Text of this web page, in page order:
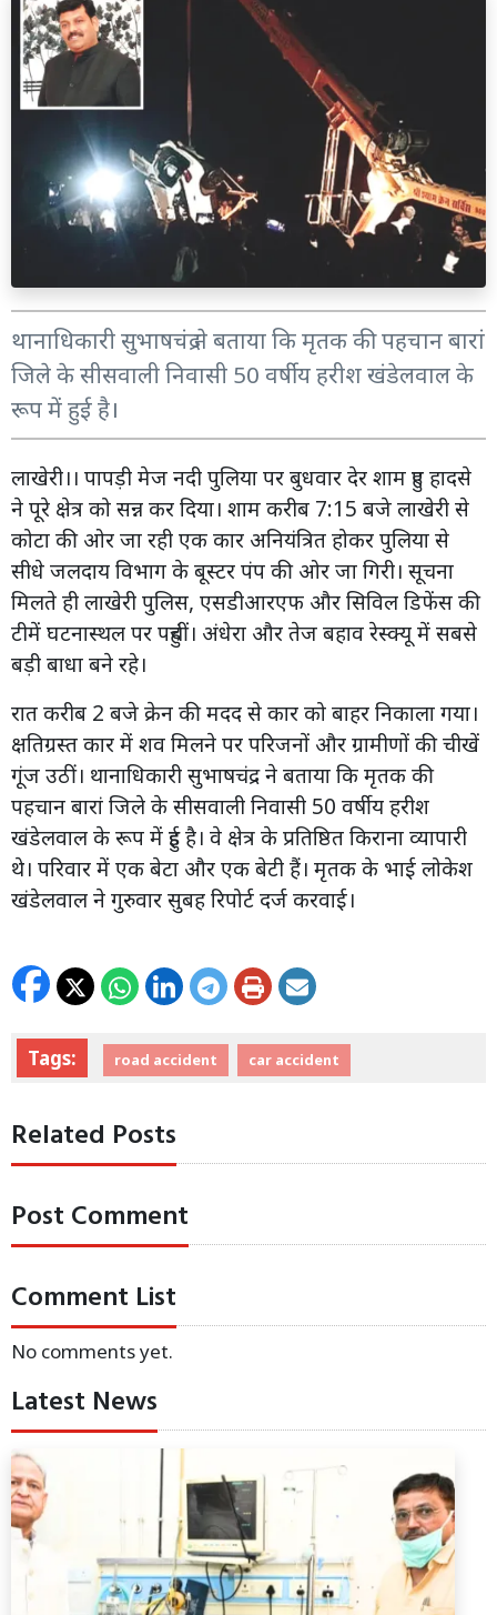
थानाधिकारी सुभाषचंद्र ने बताया कि मृतक की पहचान बारां
जिले के सीसवाली निवासी 50 वर्षीय हरीश खंडेलवाल के
रूप में हुई है।
लाखेरी।। पापड़ी मेज नदी पुलिया पर बुधवार देर शाम हुए हादसे
ने पूरे क्षेत्र को सन्न कर दिया। शाम करीब 7:15 बजे लाखेरी से
कोटा की ओर जा रही एक कार अनियंत्रित होकर पुलिया से
सीधे जलदाय विभाग के बूस्टर पंप की ओर जा गिरी। सूचना
मिलते ही लाखेरी पुलिस, एसडीआरएफ और सिविल डिफेंस की
टीमें घटनास्थल पर पहुंचीं। अंधेरा और तेज बहाव रेस्क्यू में सबसे
बड़ी बाधा बने रहे।
रात करीब 2 बजे क्रेन की मदद से कार को बाहर निकाला गया।
क्षतिग्रस्त कार में शव मिलने पर परिजनों और ग्रामीणों की चीखें
गूंज उठीं। थानाधिकारी सुभाषचंद्र ने बताया कि मृतक की
पहचान बारां जिले के सीसवाली निवासी 50 वर्षीय हरीश
खंडेलवाल के रूप में हुई है। वे क्षेत्र के प्रतिष्ठित किराना व्यापारी
थे। परिवार में एक बेटा और एक बेटी हैं। मृतक के भाई लोकेश
खंडेलवाल ने गुरुवार सुबह रिपोर्ट दर्ज करवाई।
Tags: road accident car accident
Related Posts
Post Comment
Comment List
No comments yet.
Latest News